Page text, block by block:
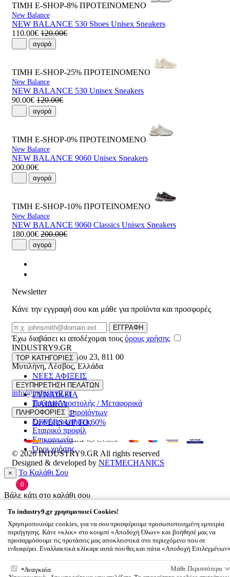
ΤΙΜΗ E-SHOP-8% ΠΡΟΤΕΙΝΟΜΕΝΟ
New Balance
NEW BALANCE 530 Shoes Unisex Sneakers
110.00€ 120.00€
αγορά
ΤΙΜΗ E-SHOP-25% ΠΡΟΤΕΙΝΟΜΕΝΟ
New Balance
NEW BALANCE 530 Unisex Sneakers
90.00€ 120.00€
αγορά
ΤΙΜΗ E-SHOP-0% ΠΡΟΤΕΙΝΟΜΕΝΟ
New Balance
NEW BALANCE 9060 Unisex Sneakers
200.00€
αγορά
ΤΙΜΗ E-SHOP-10% ΠΡΟΤΕΙΝΟΜΕΝΟ
New Balance
NEW BALANCE 9060 Classics Unisex Sneakers
180.00€ 200.00€
αγορά
Newsletter
Κάνε την εγγραφή σου και μάθε για προϊόντα και προσφορές
Email
ΕΓΓΡΑΦΗ
Έχω διαβάσει κι αποδέχομαι τους όρους χρήσης
INDUSTRY9.GR
Ελευθέριου Βενιζέλου 23, 811 00
Μυτιλήνη,Λέσβος,Ελλάδα
22510 55629
info@industry9.gr
TOP ΚΑΤΗΓΟΡΙΕΣ
ΝΕΕΣ ΑΦΙΞΕΙΣ
ΑΝΔΡΙΚΑ
ΓΥΝΑΙΚΕΙΑ
ΠΑΙΔΙΚΑ
ΑΞΕΣΟΥΑΡ
OFFERS UP TO 60%
ΕΞΥΠΗΡΕΤΗΣΗ ΠΕΛΑΤΩΝ
Τρόποι Αποστολής / Μεταφορικά
Επιστροφές προϊόντων
Συχνές ερωτήσεις
ΠΛΗΡΟΦΟΡΙΕΣ
Εταιρικό προφίλ
Επικοινωνία
Όροι χρήσης
© 2026INDUSTRY9.GR All rights reserved
Designed & developed by NETMECHANICS
× Το Καλάθι Σου
0
Βάλε κάτι στο καλάθι σου
To industry9.gr χρησιμοποιεί Cookies!
Χρησιμοποιούμε cookies, για να σου προσφέρουμε προσωποποιημένη εμπειρία
περιήγησης. Κάνε «κλικ» στο κουμπί «Αποδοχή Όλων» και βοήθησέ μας να
προσαρμόσουμε τις προτάσεις μας αποκλειστικά στο περιεχόμενο που σε
ενδιαφέρει. Εναλλακτικά κλίκαρε αυτά που θες και πάτα «Αποδοχή
To
Αναγκαία Μάθε Περισσότερα